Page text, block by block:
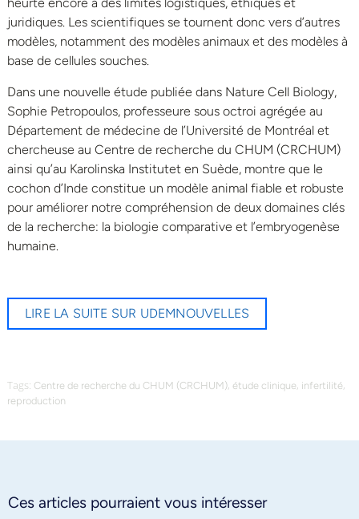
juridiques. Les scientifiques se tournent donc vers d’autres
modèles, notamment des modèles animaux et des modèles à
base de cellules souches.
Dans une nouvelle étude publiée dans Nature Cell Biology,
Sophie Petropoulos, professeure sous octroi agrégée au
Département de médecine de l’Université de Montréal et
chercheuse au Centre de recherche du CHUM (CRCHUM)
ainsi qu’au Karolinska Institutet en Suède, montre que le
cochon d’Inde constitue un modèle animal fiable et robuste
pour améliorer notre compréhension de deux domaines clés
de la recherche: la biologie comparative et l’embryogenèse
humaine.
LIRE LA SUITE SUR UDEMNOUVELLES
Tags: Centre de recherche du CHUM (CRCHUM), étude clinique, infertilité,
reproduction
Ces articles pourraient vous intéresser